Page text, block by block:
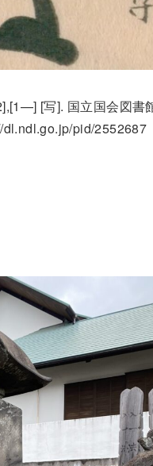
[写]. 国立国会図書
dl.ndl.go.jp/pid/2552687